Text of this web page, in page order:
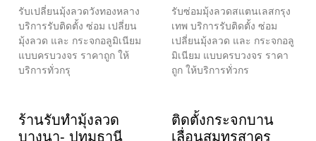
รับเปลี่ยนมุ้งลวดวังทองหลาง
บริการรับติดตั้ง ซ่อม เปลี่ยน
มุ้งลวด และ กระจกอลูมิเนียม
แบบครบวงจร ราคาถูก ให้
บริการทั่วกรุ
รับซ่อมมุ้งลวดสแตนเลสกรุง
เทพ บริการรับติดตั้ง ซ่อม
เปลี่ยนมุ้งลวด และ กระจกอลู
มิเนียม แบบครบวงจร ราคา
ถูก ให้บริการทั่วกร
ร้านรับทำมุ้งลวด
บางนา- ปทุมธานี
ติดตั้งกระจกบาน
เลื่อนสมุทรสาคร